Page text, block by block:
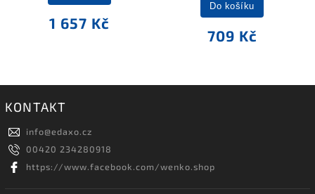
1 657 Kč
709 Kč
Do košíku
KONTAKT
info@edaxo.cz
00420 234280918
https://www.facebook.com/wenko.shop